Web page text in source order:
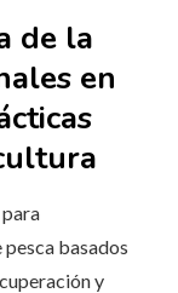
de la
en
basados
y